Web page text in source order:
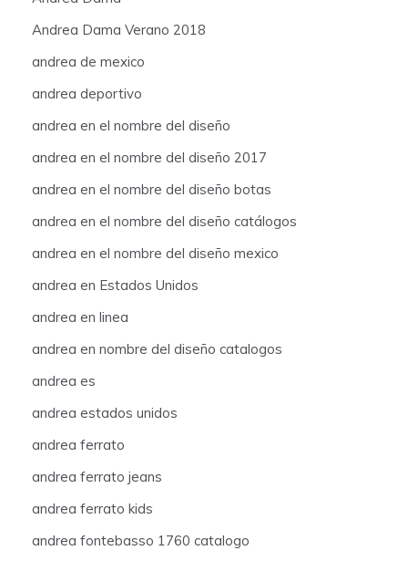
Andrea Dama Verano 2018
andrea de mexico
andrea deportivo
andrea en el nombre del diseño
andrea en el nombre del diseño 2017
andrea en el nombre del diseño botas
andrea en el nombre del diseño catálogos
andrea en el nombre del diseño mexico
andrea en Estados Unidos
andrea en linea
andrea en nombre del diseño catalogos
andrea es
andrea estados unidos
andrea ferrato
andrea ferrato jeans
andrea ferrato kids
andrea fontebasso 1760 catalogo